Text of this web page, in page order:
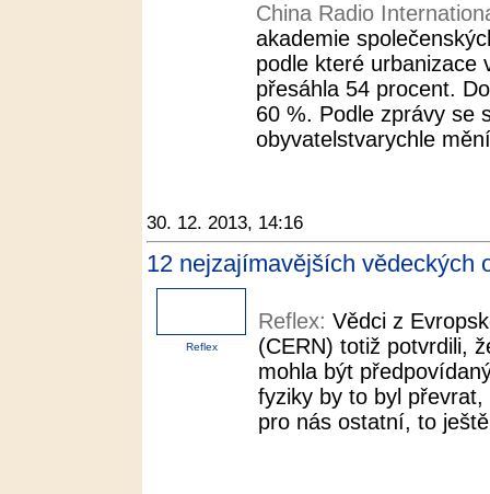
China Radio
akademie
podle které urbanizace
přesáhla 54 procent.
60 %. Podle zprávy se
obyvatelstvarychle
30. 12. 2013, 14:16
12 nejzajímavějších vědeckých
Reflex
Reflex: Vědci z
(CERN) totiž potvrdili,
mohla být
fyziky by to byl
pro nás ostatní, to